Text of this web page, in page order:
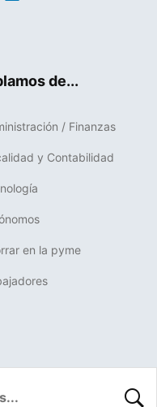
de...
/ Finanzas
y Contabilidad
en la pyme